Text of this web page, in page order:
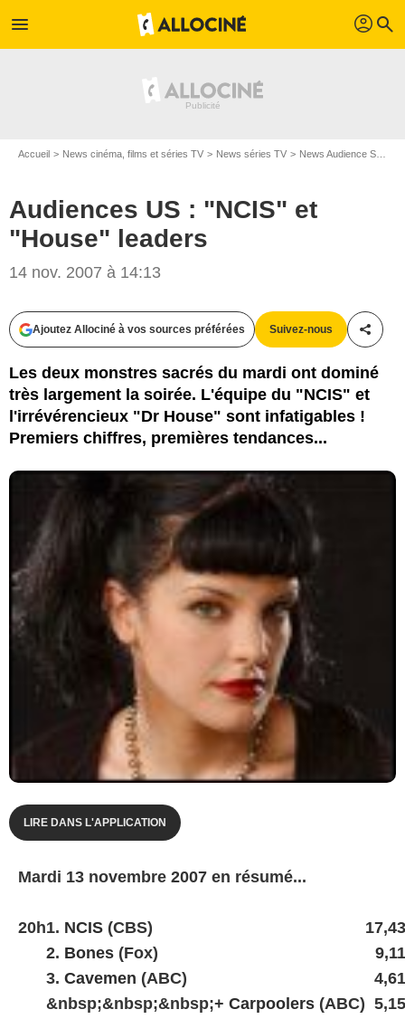
menu profil search
Accueil News cinéma, films et séries TV News séries TV News Audience Séries TV
Audiences US : "NCIS" et
"House" leaders
14 nov. 2007 à 14:13
Ajoutez Allociné à vos sources préférées Suivez-nous
Les deux monstres sacrés du mardi ont dominé
très largement la soirée. L'équipe du "NCIS" et
l'irrévérencieux "Dr House" sont infatigables !
Premiers chiffres, premières tendances...
LIRE DANS L'APPLICATION
Mardi 13 novembre 2007 en résumé...
20h1. NCIS (CBS)
17,43
2. Bones (Fox)
9,11
3. Cavemen (ABC)
4,61
&nbsp;&nbsp;&nbsp;+ Carpoolers (ABC) 5,15